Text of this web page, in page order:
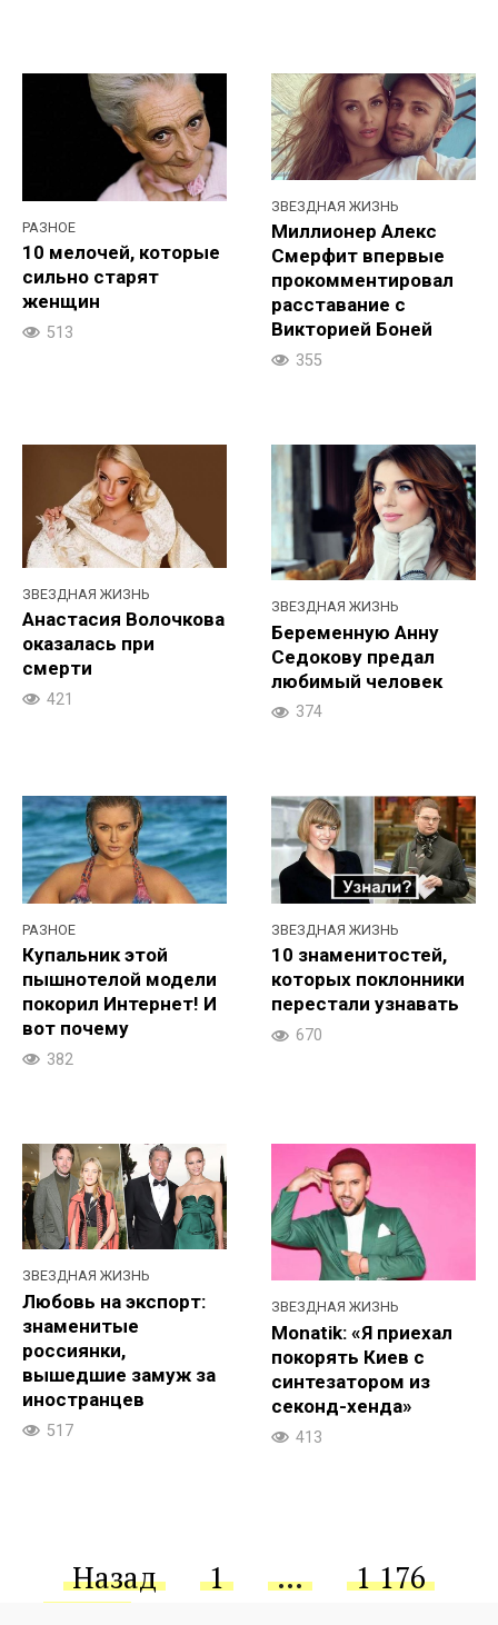
РАЗНОЕ
10 мелочей, которые
сильно старят
женщин
513
ЗВЕЗДНАЯ ЖИЗНЬ
Миллионер Алекс
Смерфит впервые
прокомментировал
расставание с
Викторией Боней
355
ЗВЕЗДНАЯ ЖИЗНЬ
Анастасия Волочкова
оказалась при
смерти
421
ЗВЕЗДНАЯ ЖИЗНЬ
Беременную Анну
Седокову предал
любимый человек
374
РАЗНОЕ
Купальник этой
пышнотелой модели
покорил Интернет! И
вот почему
382
ЗВЕЗДНАЯ ЖИЗНЬ
10 знаменитостей,
которых поклонники
перестали узнавать
670
ЗВЕЗДНАЯ ЖИЗНЬ
Любовь на экспорт:
знаменитые
россиянки,
вышедшие замуж за
иностранцев
517
ЗВЕЗДНАЯ ЖИЗНЬ
Monatik: «Я приехал
покорять Киев с
синтезатором из
секонд-хенда»
413
Пагинация
записей
Назад 1 …
1 176